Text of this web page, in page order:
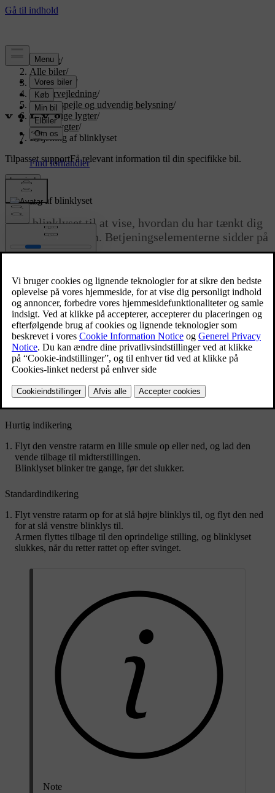
Support/
Alle biler/
EX90 2026 /
Brugervejledning/
Udsyn, spejle og udvendig belysning/
Udvendige lygter/
Kørelygter/
Betjening af blinklyset
Tilpasset supportFå relevant information til din specifikke bil.
Log ind
Betjening af blinklyset
Brug blinklyset til at vise, hvordan du har tænkt dig
at manøvrere bilen. Betjeningselementerne sidder på
venstre ratarm.
Blinklyset har to forskellige aktiveringstyper – hurtig og standard.
Når blinklyset blinker, vil du høre en tikkende lyd og se et
blinklyssymbol i førerdisplayet.
Du kan styre blinklyset ved hjælp af venstre ratarm
Hurtig indikering
Flyt den venstre ratarm en lille smule op eller ned, og lad den
vende tilbage til midterstillingen.
Blinklyset blinker tre gange, før det slukker.
Standardindikering
Flyt venstre ratarm op for at slå højre blinklys til, og flyt den ned
for at slå venstre blinklys til.
Armen flyttes tilbage til den oprindelige stilling, og blinklyset
slukkes, når du retter rattet op efter svinget.
Note